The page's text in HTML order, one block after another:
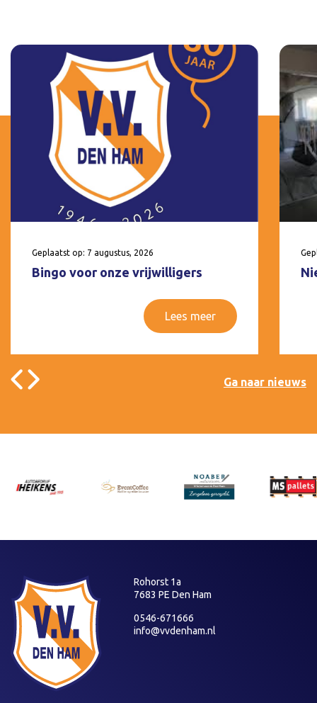
Geplaatst op: 7 augustus, 2026
Bingo voor onze vrijwilligers
Lees meer
Ga naar nieuws
Rohorst 1a
7683 PE Den Ham
0546-671666
info@vvdenham.nl